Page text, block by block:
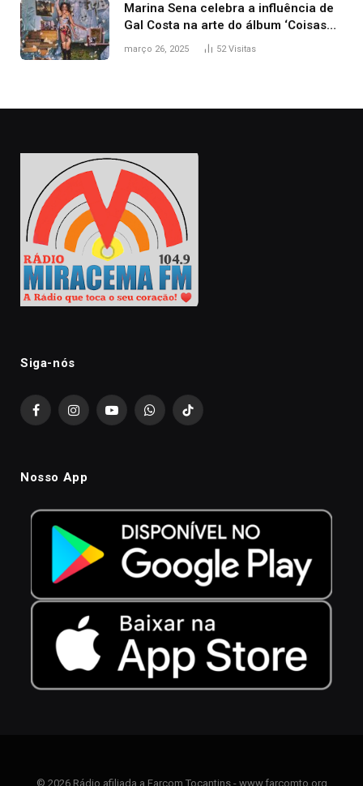
Marina Sena celebra a influência de
Gal Costa na arte do álbum ‘Coisas
naturais’
março 26, 2025 52Visitas
Siga-nós
FacebookInstagramYouTubeWhatsAppTikTok
Nosso App
© 2026 Rádio afiliada a Farcom Tocantins - www.farcomto.org